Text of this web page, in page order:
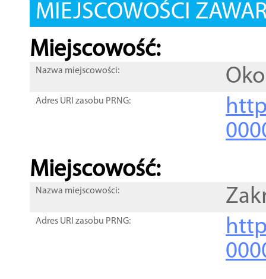
MIEJSCOWOŚCI
Miejscowość:
Nazwa miejscowości:
Adres URI zasobu PRNG:
Miejscowość:
Nazwa miejscowości:
Adres URI zasobu PRNG: